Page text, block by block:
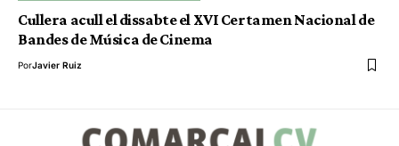
Cullera acull el dissabte el XVI Certamen Nacional de
Bandes de Música de Cinema
PorJavier Ruiz